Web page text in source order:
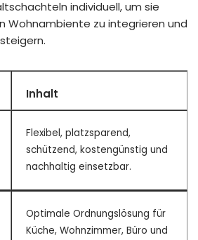
individuell, um sie
Wohnambiente zu integrieren und
Inhalt
Flexibel, platzsparend,
schützend, kostengünstig und
nachhaltig einsetzbar.
Optimale Ordnungslösung für
Küche, Wohnzimmer, Büro und